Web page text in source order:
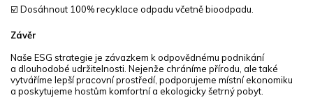
☑️ Dosáhnout 100% recyklace odpadu včetně bioodpadu.
Závěr
Naše ESG strategie je závazkem k odpovědnému podnikání
a dlouhodobé udržitelnosti. Nejenže chráníme přírodu, ale také
vytváříme lepší pracovní prostředí, podporujeme místní ekonomiku
a poskytujeme hostům komfortní a ekologicky šetrný pobyt.